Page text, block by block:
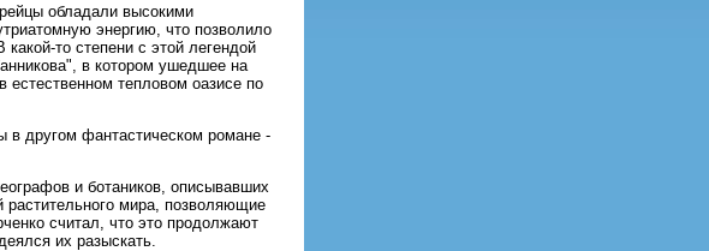
обладали высокими
энергию, что позволило
то степени с этой легендой
в котором ушедшее на
тепловом оазисе по
в другом фантастическом романе -
и ботаников, описывавших
растительного мира, позволяющие
считал, что это продолжают
их разыскать.